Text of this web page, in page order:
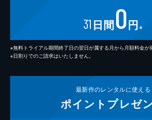
31 日間0円 ※
※無料トライアル期間終了日の翌日が属する月から月額料金が
※日割りでのご請求はいたしません。
最新作のレンタルに使える
ポイント プレゼ